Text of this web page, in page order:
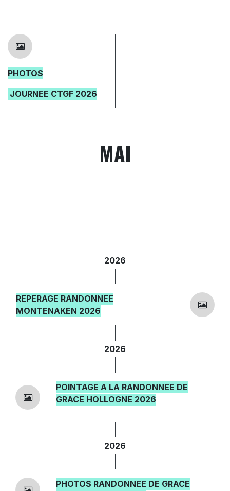
PHOTOS
JOURNEE CTGF 2026
MAI
2026
REPERAGE RANDONNEE
MONTENAKEN 2026
2026
POINTAGE A LA RANDONNEE DE
GRACE HOLLOGNE 2026
2026
PHOTOS RANDONNEE DE GRACE